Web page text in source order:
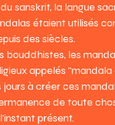
sanskrit, la langue
étaient utilisés
des siècles.
bouddhistes, les
appelés
jours à créer ces
de toute
présent.